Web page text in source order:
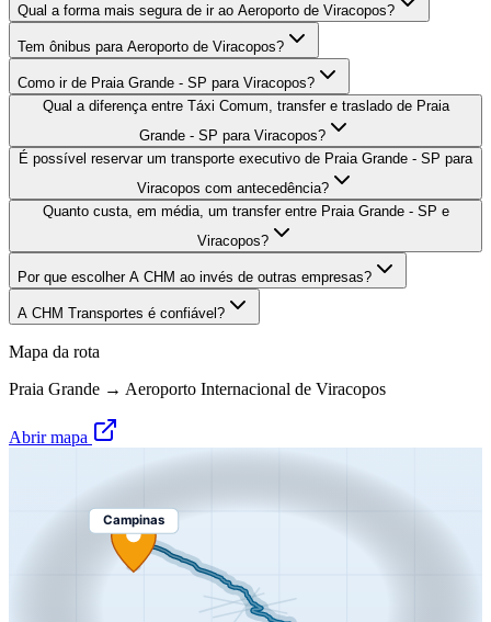
Qual a forma mais segura de ir ao Aeroporto de Viracopos?
Tem ônibus para Aeroporto de Viracopos?
Como ir de Praia Grande - SP para Viracopos?
Qual a diferença entre Táxi Comum, transfer e traslado de Praia
Grande - SP para Viracopos?
É possível reservar um transporte executivo de Praia Grande - SP para
Viracopos com antecedência?
Quanto custa, em média, um transfer entre Praia Grande - SP e
Viracopos?
Por que escolher A CHM ao invés de outras empresas?
A CHM Transportes é confiável?
Mapa da rota
Praia Grande → Aeroporto Internacional de Viracopos
Abrir mapa
Campinas